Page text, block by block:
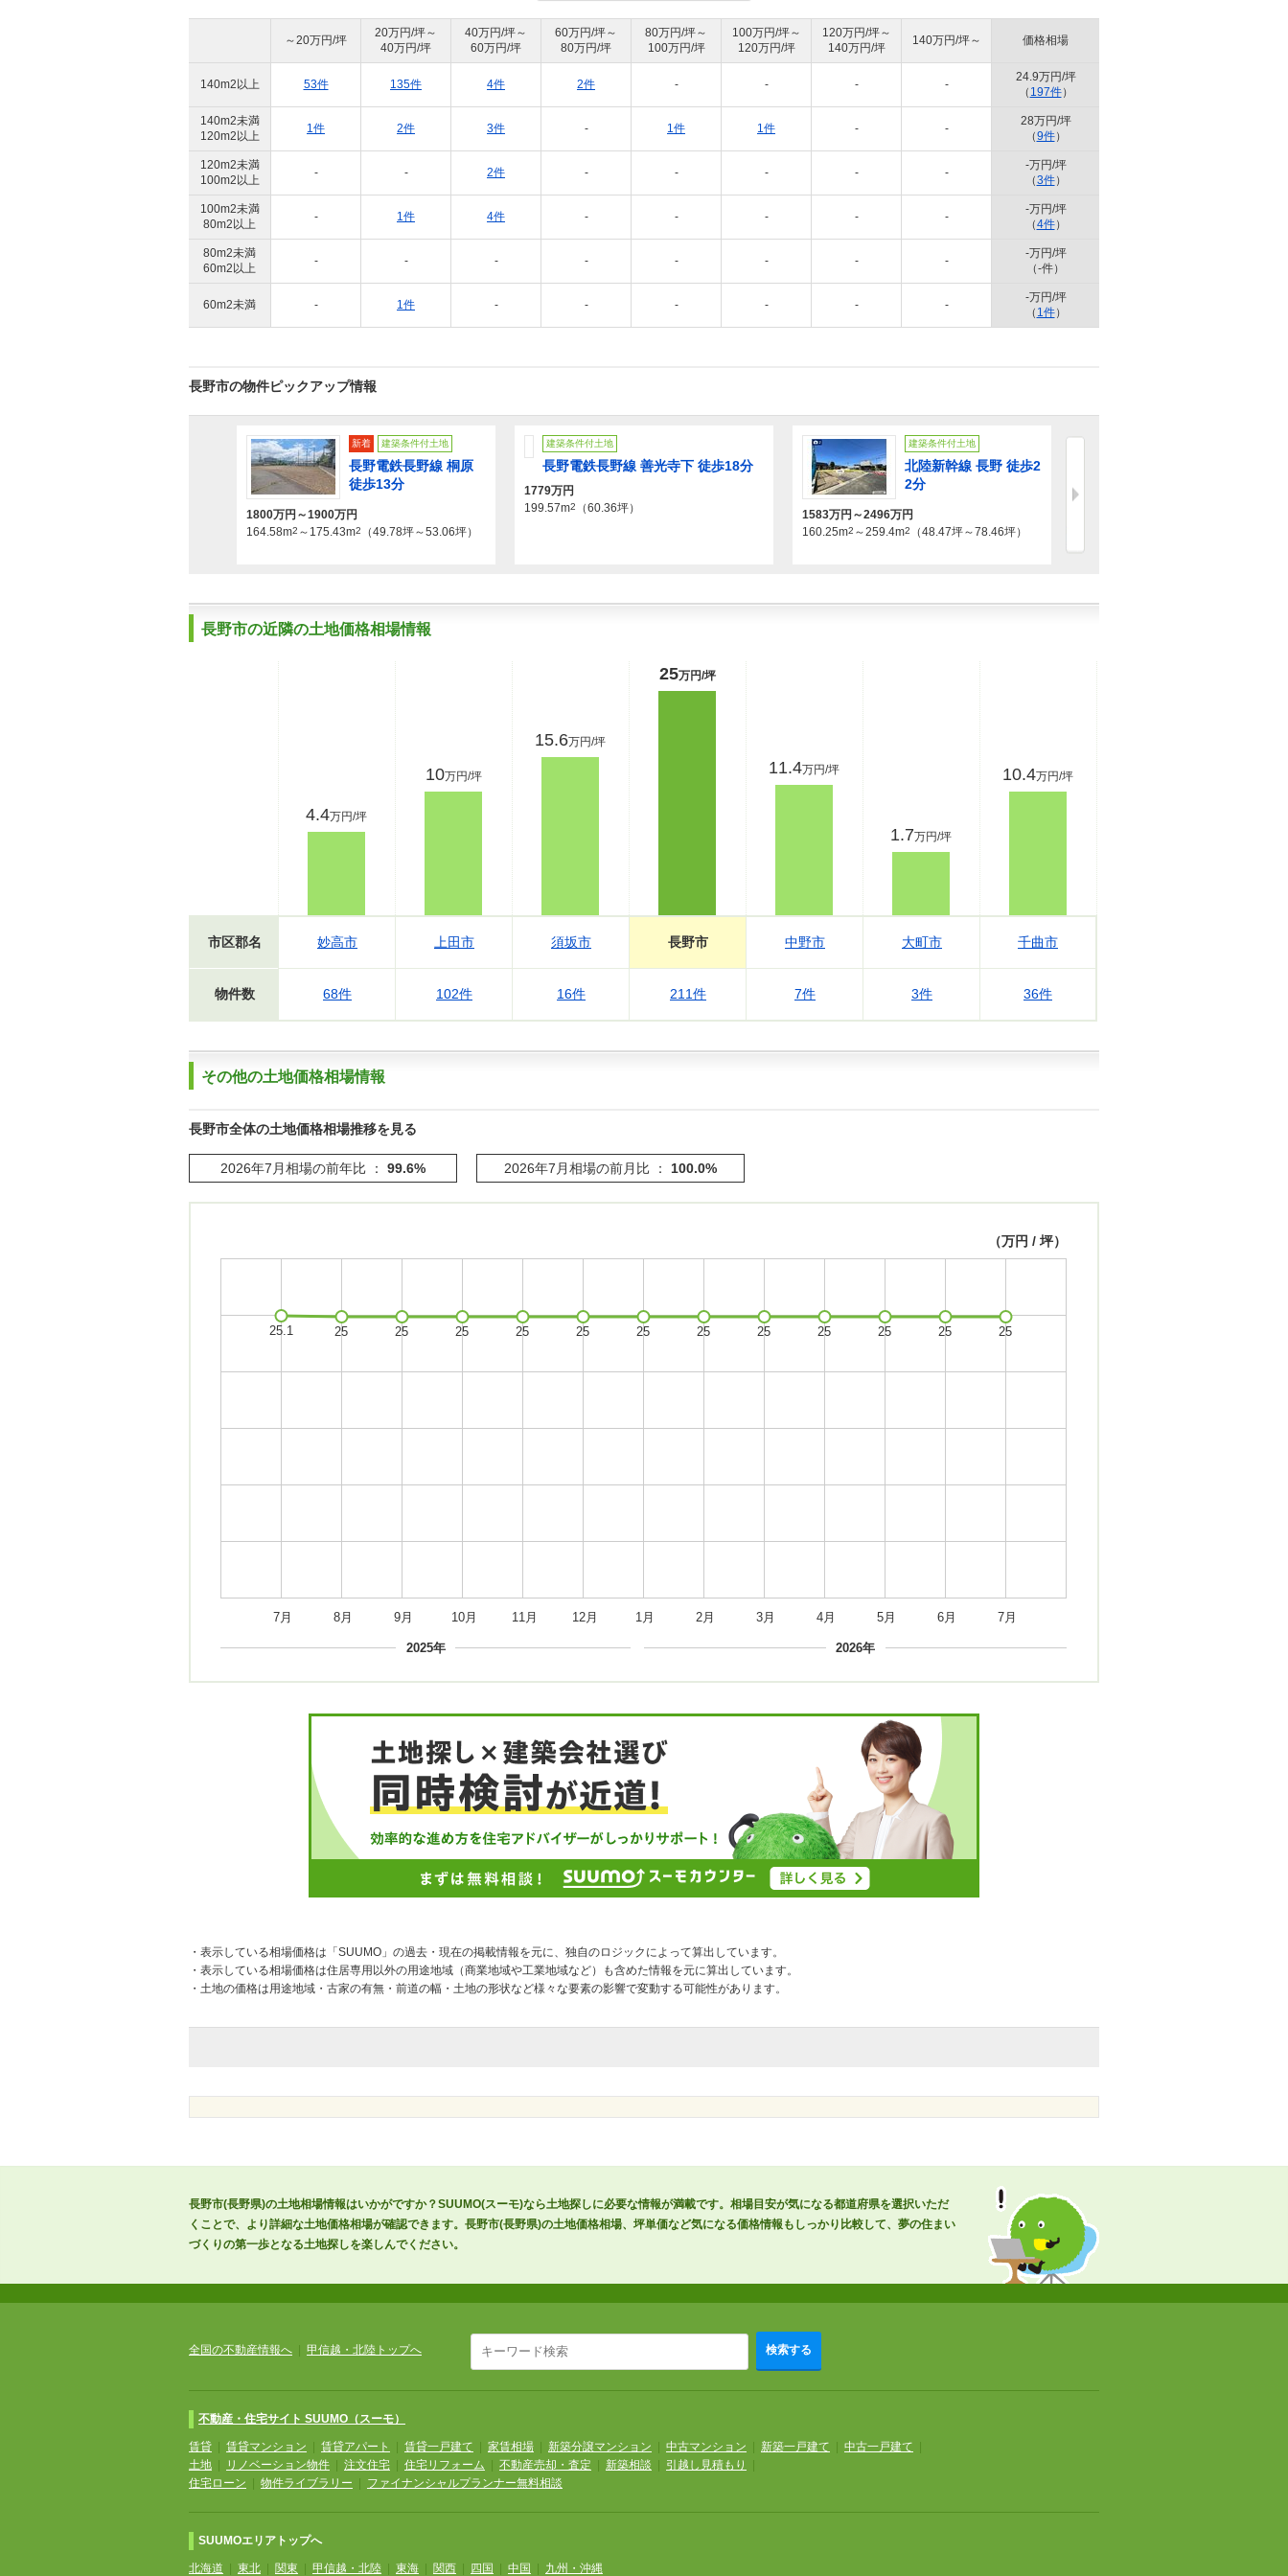
～20万円/坪
20万円/坪～
40万円/坪
40万円/坪～
60万円/坪
60万円/坪～
80万円/坪
80万円/坪～
100万円/坪
100万円/坪～
120万円/坪
120万円/坪～
140万円/坪
140万円/坪～ 価格相場
140m2以上 53件 135件 4件 2件 - - - -
24.9万円/坪
（ 197件）
140m2未満
120m2以上
1件 2件 3件 - 1件 1件 - -
28万円/坪
（9件）
120m2未満
100m2以上
- - 2件 - - - - -
-万円/坪
（3件）
100m2未満
80m2以上
- 1件 4件 - - - - -
-万円/坪
（4件）
80m2未満
60m2以上
- - - - - - - -
-万円/坪
（-件）
60m2未満 - 1件 - - - - - -
-万円/坪
（ 1件）
長野市の物件ピックアップ情報
新着 建築条件付土地
長野電鉄長野線 桐原
徒歩13分
1800万円～1900万円
164.58m2 ～175.43m2 （49.78坪～53.06坪）
建築条件付土地
長野電鉄長野線 善光寺下 徒歩18分
1779万円
199.57m2 （60.36坪）
建築条件付土地
北陸新幹線 長野 徒歩2
2分
1583万円～2496万円
160.25m2 ～259.4m2 （48.47坪～78.46坪）
長野市の近隣の土地価格相場情報
市区郡名
物件数
4.4万円/坪
妙高市
68件
10万円/坪
上田市
102件
15.6万円/坪
須坂市
16件
25万円/坪
長野市
211件
11.4万円/坪
中野市
7件
1.7万円/坪
大町市
3件
10.4万円/坪
千曲市
36件
その他の土地価格相場情報
長野市全体の土地価格相場推移を見る
2026年7月相場の前年比 ： 99.6% 2026年7月相場の前月比 ： 100.0%
（万円 / 坪）
7月 8月 9月 10月 11月 12月 1月 2月 3月 4月 5月 6月 7月
2025年 2026年
・表示している相場価格は「SUUMO」の過去・現在の掲載情報を元に、独自のロジックによって算出しています。
・表示している相場価格は住居専用以外の用途地域（商業地域や工業地域など）も含めた情報を元に算出しています。
・土地の価格は用途地域・古家の有無・前道の幅・土地の形状など様々な要素の影響で変動する可能性があります。
長野市(長野県)の土地相場情報はいかがですか？SUUMO(スーモ)なら土地探しに必要な情報が満載です。相場目安が気になる都道府県を選択いただ
くことで、より詳細な土地価格相場が確認できます。長野市(長野県)の土地価格相場、坪単価など気になる価格情報もしっかり比較して、夢の住まい
づくりの第一歩となる土地探しを楽しんでください。
全国の不動産情報へ 甲信越・北陸トップへ 検索する
不動産・住宅サイト SUUMO（スーモ）
賃貸 賃貸マンション 賃貸アパート 賃貸一戸建て 家賃相場 新築分譲マンション 中古マンション 新築一戸建て 中古一戸建て
土地
リノベーション物件 注文住宅 住宅リフォーム 不動産売却・査定 新築相談 引越し見積もり
住宅ローン
物件ライブラリー ファイナンシャルプランナー無料相談
SUUMOエリアトップへ
北海道 東北 関東 甲信越・北陸 東海 関西 四国 中国 九州・沖縄